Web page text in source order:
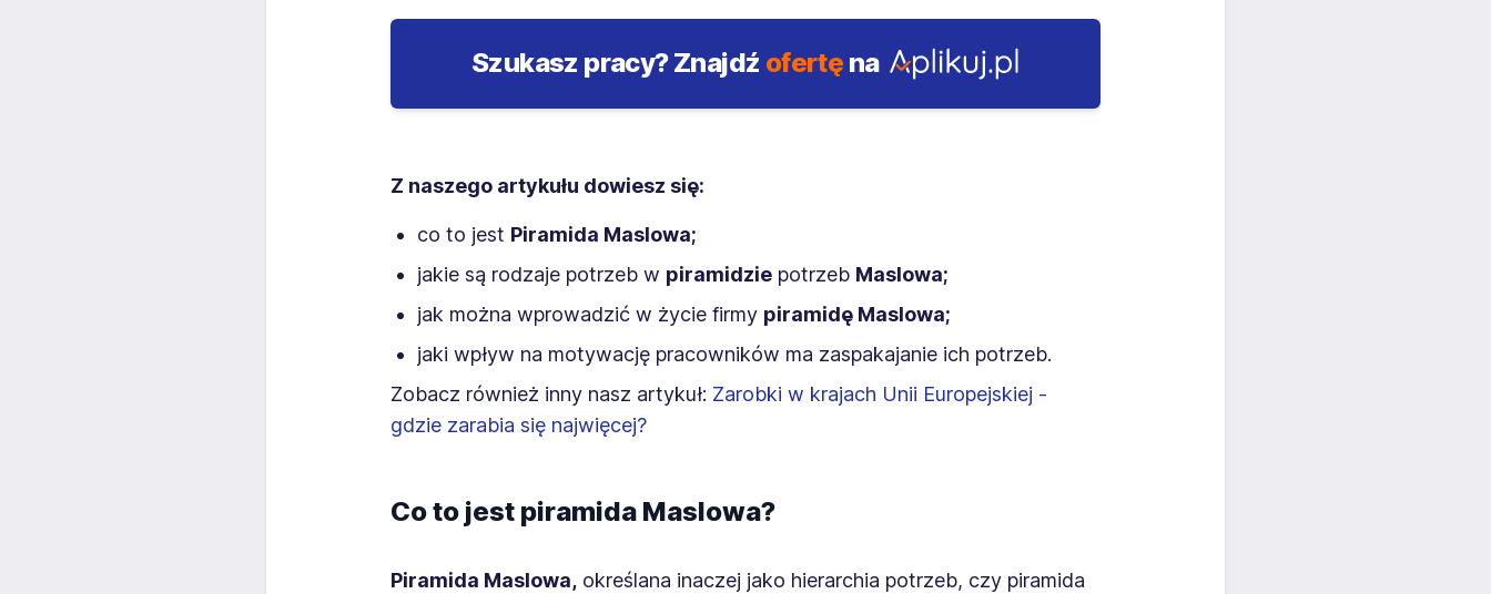
Szukasz pracy?Znajdź ofertę na
Z naszego artykułu dowiesz się:
co to jest Piramida Maslowa;
jakie są rodzaje potrzeb w piramidzie potrzeb Maslowa;
jak można wprowadzić w życie firmy piramidę Maslowa;
jaki wpływ na motywację pracowników ma zaspakajanie ich potrzeb.
Zobacz również inny nasz artykuł: Zarobki w krajach Unii Europejskiej -
gdzie zarabia się najwięcej?
Co to jest piramida Maslowa?
Piramida Maslowa, określana inaczej jako hierarchia potrzeb, czy piramida